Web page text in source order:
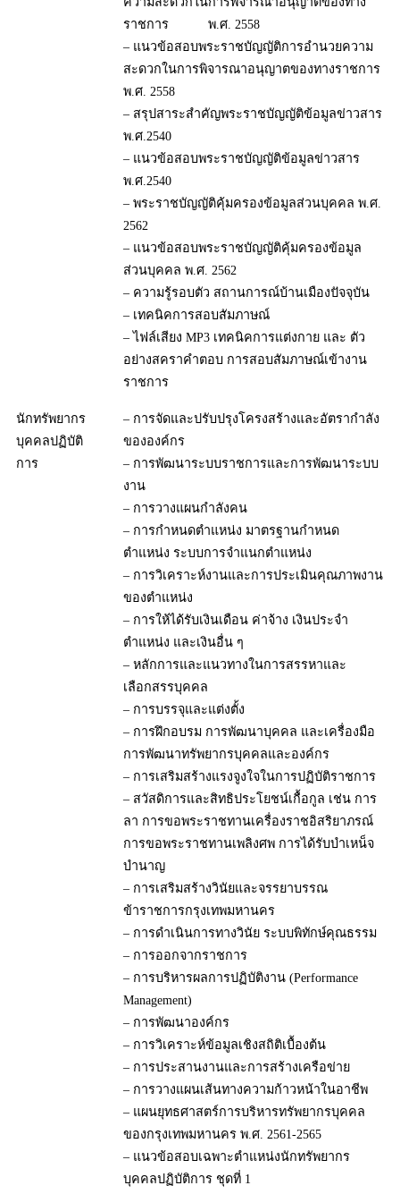
ราชการ พ.ศ. 2558
– แนวข้อสอบพระราชบัญญัติการอำนวยความ
สะดวกในการพิจารณาอนุญาตของทางราชการ
พ.ศ. 2558
– สรุปสาระสำคัญพระราชบัญญัติข้อมูลข่าวสาร
พ.ศ.2540
– แนวข้อสอบพระราชบัญญัติข้อมูลข่าวสาร
พ.ศ.2540
– พระราชบัญญัติคุ้มครองข้อมูลส่วนบุคคล พ.ศ.
2562
– แนวข้อสอบพระราชบัญญัติคุ้มครองข้อมูล
ส่วนบุคคล พ.ศ. 2562
– ความรู้รอบตัว สถานการณ์บ้านเมืองปัจจุบัน
– เทคนิคการสอบสัมภาษณ์
– ไฟล์เสียง MP3 เทคนิคการแต่งกาย และ ตัว
อย่างสคราคำตอบ การสอบสัมภาษณ์เข้างาน
ราชการ
นักทรัพยากร
บุคคลปฏิบัติ
การ
– การจัดและปรับปรุงโครงสร้างและอัตรากำลัง
ขององค์กร
– การพัฒนาระบบราชการและการพัฒนาระบบ
งาน
– การวางแผนกำลังคน
– การกำหนดตำแหน่ง มาตรฐานกำหนด
ตำแหน่ง ระบบการจำแนกตำแหน่ง
– การวิเคราะห์งานและการประเมินคุณภาพงาน
ของตำแหน่ง
– การให้ได้รับเงินเดือน ค่าจ้าง เงินประจำ
ตำแหน่ง และเงินอื่น ๆ
– หลักการและแนวทางในการสรรหาและ
เลือกสรรบุคคล
– การบรรจุและแต่งตั้ง
– การฝึกอบรม การพัฒนาบุคคล และเครื่องมือ
การพัฒนาทรัพยากรบุคคลและองค์กร
– การเสริมสร้างแรงจูงใจในการปฏิบัติราชการ
– สวัสดิการและสิทธิประโยชน์เกื้อกูล เช่น การ
ลา การขอพระราชทานเครื่องราชอิสริยาภรณ์
การขอพระราชทานเพลิงศพ การได้รับบำเหน็จ
บำนาญ
– การเสริมสร้างวินัยและจรรยาบรรณ
ข้าราชการกรุงเทพมหานคร
– การดำเนินการทางวินัย ระบบพิทักษ์คุณธรรม
– การออกจากราชการ
– การบริหารผลการปฏิบัติงาน (Performance
Management)
– การพัฒนาองค์กร
– การวิเคราะห์ข้อมูลเชิงสถิติเบื้องต้น
– การประสานงานและการสร้างเครือข่าย
– การวางแผนเส้นทางความก้าวหน้าในอาชีพ
– แผนยุทธศาสตร์การบริหารทรัพยากรบุคคล
ของกรุงเทพมหานคร พ.ศ. 2561-2565
– แนวข้อสอบเฉพาะตำแหน่งนักทรัพยากร
บุคคลปฏิบัติการ ชุดที่ 1